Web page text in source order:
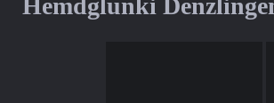
Hemdglunki